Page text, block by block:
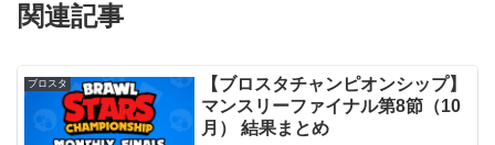
関連記事
ブロスタ
【ブロスタチャンピオンシップ】
マンスリーファイナル第8節（10
月） 結果まとめ